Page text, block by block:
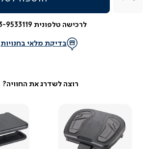
לרכישה טלפונית 03-9533119
בדיקת מלאי בחנויות